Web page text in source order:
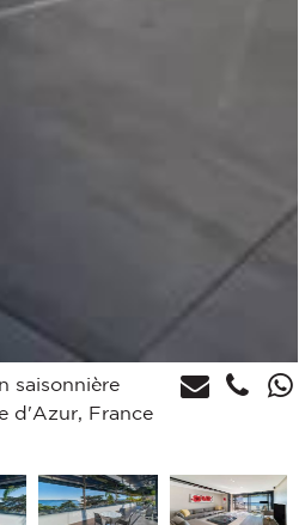
saisonnière
d'Azur, France